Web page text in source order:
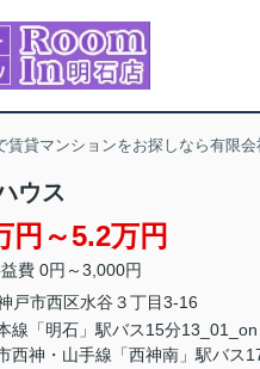
賃貸マンションをお探しなら有限
ウス
円～5.2万円
費 0円～3,000円
戸市西区水谷 ３丁目3-16
線「明石」駅バス15分
西神・山手線「西神南」駅バス